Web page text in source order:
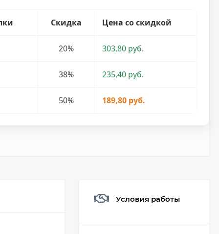
Скидка Цена со скидкой
20% 303,80 руб.
38% 235,40 руб.
50% 189,80 руб.
Условия работы